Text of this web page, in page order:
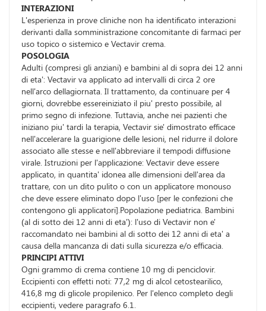
INTERAZIONI
L'esperienza in prove cliniche non ha identificato interazioni
derivanti dalla somministrazione concomitante di farmaci per
uso topico o sistemico e Vectavir crema.
POSOLOGIA
Adulti (compresi gli anziani) e bambini al di sopra dei 12 anni
di eta': Vectavir va applicato ad intervalli di circa 2 ore
nell'arco dellagiornata. Il trattamento, da continuare per 4
giorni, dovrebbe essereiniziato il piu' presto possibile, al
primo segno di infezione. Tuttavia, anche nei pazienti che
iniziano piu' tardi la terapia, Vectavir sie' dimostrato efficace
nell'accelerare la guarigione delle lesioni, nel ridurre il dolore
associato alle stesse e nell'abbreviare il tempodi diffusione
virale. Istruzioni per l'applicazione: Vectavir deve essere
applicato, in quantita' idonea alle dimensioni dell'area da
trattare, con un dito pulito o con un applicatore monouso
che deve essere eliminato dopo l'uso [per le confezioni che
contengono gli applicatori].Popolazione pediatrica. Bambini
(al di sotto dei 12 anni di eta'): l'uso di Vectavir non e'
raccomandato nei bambini al di sotto dei 12 anni di eta' a
causa della mancanza di dati sulla sicurezza e/o efficacia.
PRINCIPI ATTIVI
Ogni grammo di crema contiene 10 mg di penciclovir.
Eccipienti con effetti noti: 77,2 mg di alcol cetostearilico,
416,8 mg di glicole propilenico. Per l'elenco completo degli
eccipienti, vedere paragrafo 6.1.